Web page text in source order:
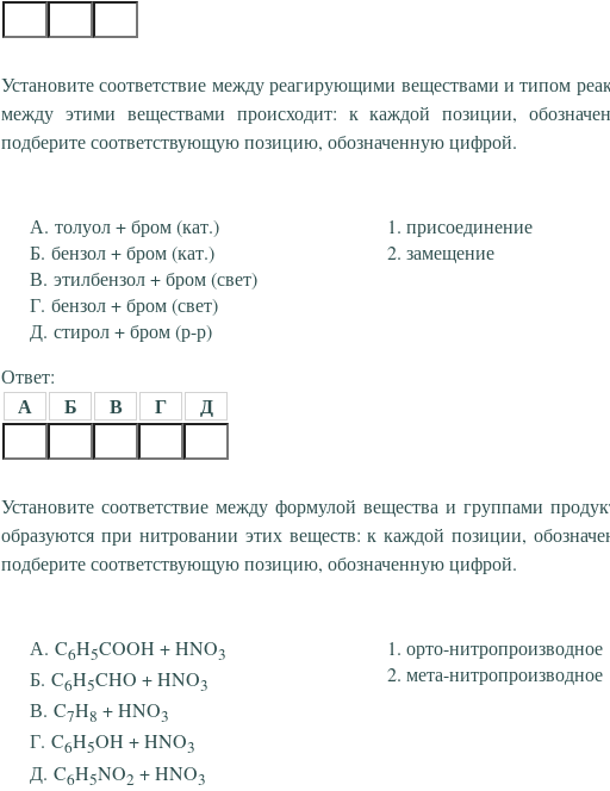
Установите соответствие между реагирующими веществами и типом
между этими веществами происходит: к каждой позиции,
подберите соответствующую позицию, обозначенную цифрой.
толуол + бром (кат.)
бензол + бром (кат.)
этилбензол + бром (свет)
бензол + бром (свет)
стирол + бром (р-р)
присоединение
замещение
Ответ:
А Б В Г Д
Установите соответствие между формулой вещества и группами
образуются при нитровании этих веществ: к каждой позиции,
подберите соответствующую позицию, обозначенную цифрой.
C6H5COOH + HNO3
C6H5CHO + HNO3
C7H8 + HNO3
C6H5OH + HNO3
C6H5NO2 + HNO3
орто-нитропроизводное
мета-нитропроизводное